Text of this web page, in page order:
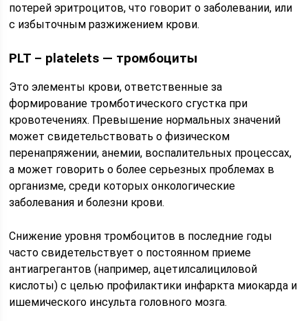
потерей эритроцитов, что говорит о заболевании, или
с избыточным разжижением крови.
PLT – platelets — тромбоциты
Это элементы крови, ответственные за
формирование тромботического сгустка при
кровотечениях. Превышение нормальных значений
может свидетельствовать о физическом
перенапряжении, анемии, воспалительных процессах,
а может говорить о более серьезных проблемах в
организме, среди которых онкологические
заболевания и болезни крови.
Снижение уровня тромбоцитов в последние годы
часто свидетельствует о постоянном приеме
антиагрегантов (например, ацетилсалициловой
кислоты) с целью профилактики инфаркта миокарда и
ишемического инсульта головного мозга.